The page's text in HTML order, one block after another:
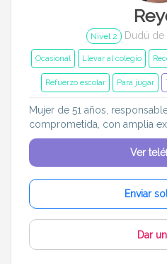
Nivel 2 Dudú de
Ocasional Llevar al colegio
Refuerzo escolar Para jugar
Mujer de 51 años,
comprometida, con amplia
Ver
Enviar
Dar un